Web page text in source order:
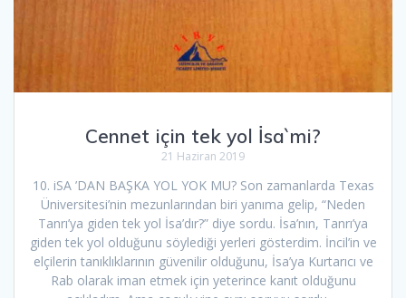
Cennet için tek yol İsa`mi?
21 Haziran 2019
10. iSA ’DAN BAŞKA YOL YOK MU? Son zamanlarda Texas
Üniversitesi’nin mezunlarından biri yanıma gelip, “Neden
Tanrı’ya giden tek yol İsa’dır?” diye sordu. İsa’nın, Tanrı’ya
giden tek yol olduğunu söylediği yerleri gösterdim. İncil’in ve
elçilerin tanıklıklarının güvenilir olduğunu, İsa’ya Kurtarıcı ve
Rab olarak iman etmek için yeterince kanıt olduğunu